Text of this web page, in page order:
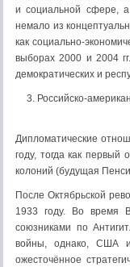
и социальной сфере,
немало из
как социально-
выборах 2000 и 2004
демократических и
3. Российско-
Дипломатические
году, тогда как первый
колоний (будущая
После Октябрьской
1933 году. Во
союзниками по
войны, однако, США
ожесточённое